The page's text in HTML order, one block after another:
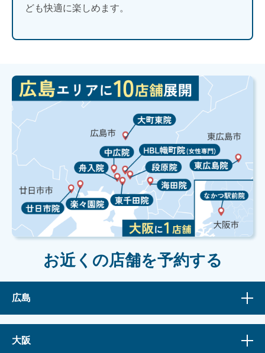
ども快適に楽しめます。
お近くの店舗を予約する
広島
大阪